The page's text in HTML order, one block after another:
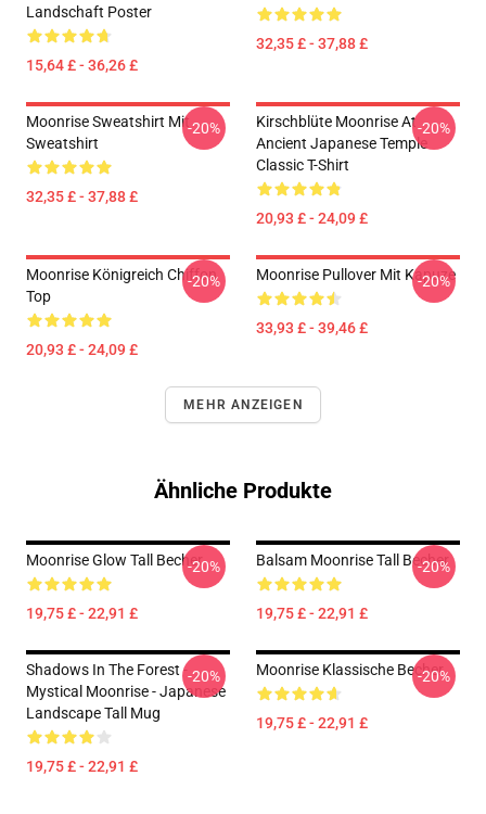
Landschaft Poster
15,64 £ - 36,26 £
32,35 £ - 37,88 £
Moonrise Sweatshirt Mit
Sweatshirt
32,35 £ - 37,88 £
-20%
Kirschblüte Moonrise At
Ancient Japanese Temple
Classic T-Shirt
20,93 £ - 24,09 £
-20%
Moonrise Königreich Chiffon
Top
20,93 £ - 24,09 £
-20% Moonrise Pullover Mit Kapuze
33,93 £ - 39,46 £
-20%
MEHR ANZEIGEN
Ähnliche Produkte
Moonrise Glow Tall Becher
19,75 £ - 22,91 £
-20% Balsam Moonrise Tall Becher
19,75 £ - 22,91 £
-20%
Shadows In The Forest -
Mystical Moonrise - Japanese
Landscape Tall Mug
19,75 £ - 22,91 £
-20% Moonrise Klassische Becher
19,75 £ - 22,91 £
-20%